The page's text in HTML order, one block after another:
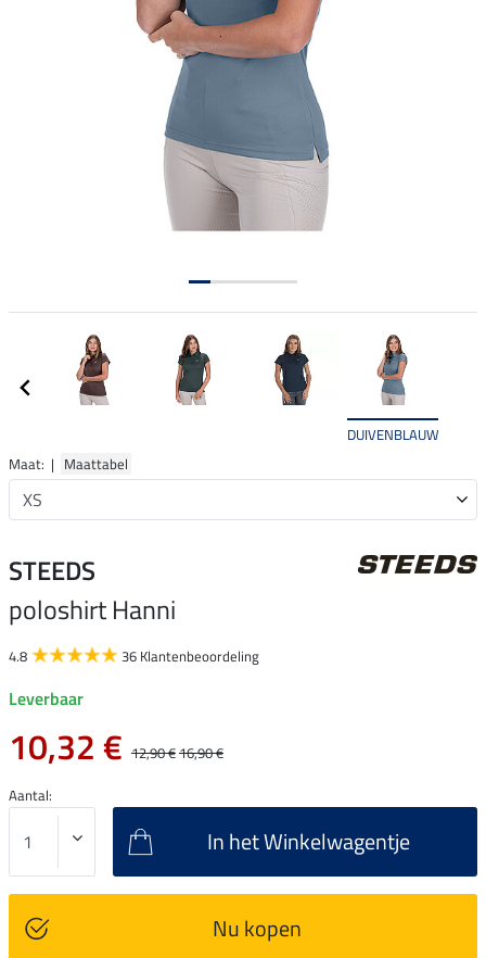
DUIVENBLAUW
Maat: | Maattabel
STEEDS
poloshirt Hanni
4.8 36 Klantenbeoordeling
Leverbaar
10,32 € 12,90 €16,90 €
Aantal:
In het Winkelwagentje
Nu kopen